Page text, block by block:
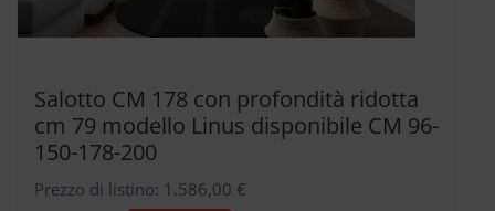
Salotto CM 178 con profondità ridotta
cm 79 modello Linus disponibile CM 96-
150-178-200
Prezzo di listino: 1.586,00 €